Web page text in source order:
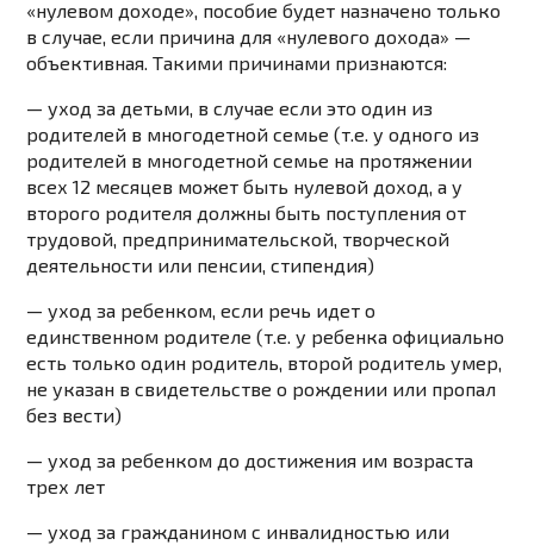
«нулевом доходе», пособие будет назначено только
в случае, если причина для «нулевого дохода» —
объективная. Такими причинами признаются:
— уход за детьми, в случае если это один из
родителей в многодетной семье (т.е. у одного из
родителей в многодетной семье на протяжении
всех 12 месяцев может быть нулевой доход, а у
второго родителя должны быть поступления от
трудовой, предпринимательской, творческой
деятельности или пенсии, стипендия)
— уход за ребенком, если речь идет о
единственном родителе (т.е. у ребенка официально
есть только один родитель, второй родитель умер,
не указан в свидетельстве о рождении или пропал
без вести)
— уход за ребенком до достижения им возраста
трех лет
— уход за гражданином с инвалидностью или